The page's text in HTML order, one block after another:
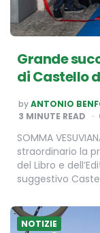
Grande
di Castello
POSTED
BY
byANTONIO
3 MINUTE READ
SOMMA
straordinario la
del Libro e
suggestivo
NOTIZIE